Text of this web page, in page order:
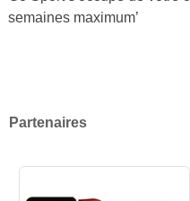
Partenaires